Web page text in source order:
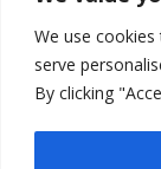
We use
serve
By clicking